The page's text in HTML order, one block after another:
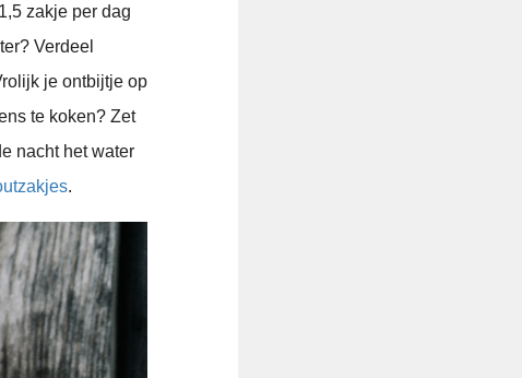
zakje per dag
Verdeel
je ontbijtje op
te koken? Zet
nacht het water
.